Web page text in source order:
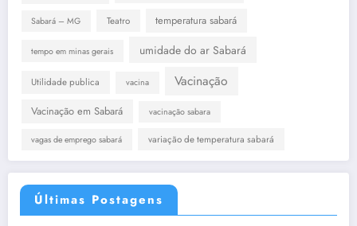
Sabará – MG Teatro temperatura sabará
tempo em minas gerais umidade do ar Sabará
Utilidade publica vacina Vacinação
Vacinação em Sabará vacinação sabara
vagas de emprego sabará variação de temperatura sabará
Últimas Postagens